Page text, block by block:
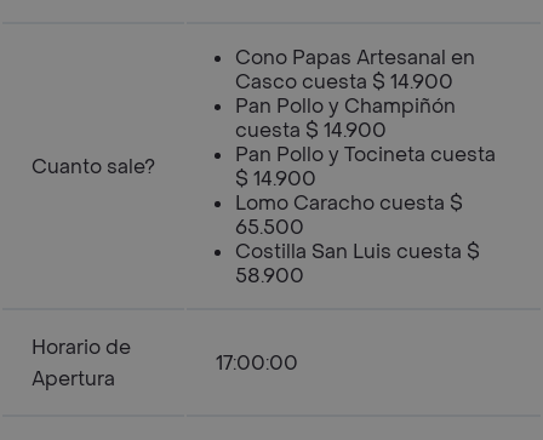
Cuanto sale?
Cono Papas Artesanal en
Casco cuesta $ 14.900
Pan Pollo y Champiñón
cuesta $ 14.900
Pan Pollo y Tocineta cuesta
$ 14.900
Lomo Caracho cuesta $
65.500
Costilla San Luis cuesta $
58.900
Horario de
Apertura
17:00:00